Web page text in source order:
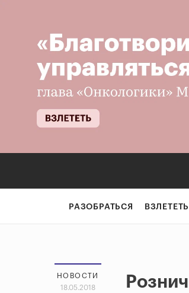
РАЗОБРАТЬСЯ ВЗЛЕТЕТЬ
НОВОСТИ
18.05.2018